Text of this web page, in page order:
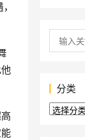
分类
分